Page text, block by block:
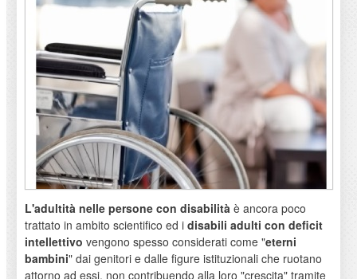
L'adultità nelle persone con disabilità è ancora poco
trattato in ambito scientifico ed i disabili adulti con deficit
intellettivo vengono spesso considerati come "eterni
bambini" dai genitori e dalle figure istituzionali che ruotano
attorno ad essi, non contribuendo alla loro "crescita" tramite